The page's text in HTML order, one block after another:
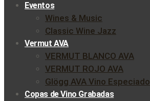
Eventos
Wines & Music
Classic Wine Jazz
Vermut AVA
VERMUT BLANCO AVA
VERMUT ROJO AVA
Glögg AVA Vino Especiado
Copas de Vino Grabadas